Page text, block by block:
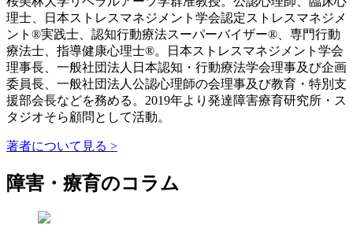
理士、日本ストレスマネジメント学会認定ストレスマネジメ
ント®実践士、認知行動療法スーパーバイザー®、専門行動
療法士、指導健康心理士®。日本ストレスマネジメント学会
理事長、一般社団法人日本認知・行動療法学会理事及び企画
委員長、一般社団法人公認心理師の会理事及び教育・特別支
援部会長などを務める。2019年より発達障害療育研究所・ス
タジオそら顧問として活動。
著者について見る >
障害・療育のコラム